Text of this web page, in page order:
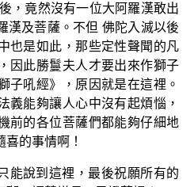
，竟然沒有一位大阿羅漢敢出
漢及菩薩。不但 佛陀入滅以後
也是如此，那些定性聲聞的凡
因此勝鬘夫人才要出來作獅子
子吼經》，原因就是在這裡。
義能夠讓人心中沒有起煩惱，
前的各位菩薩們都能夠仔細地
的事情啊！
能說到這裡，最後祝願所有的